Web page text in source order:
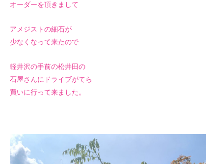
オーダーを頂きまして
アメジストの細石が
少なくなって来たので
軽井沢の手前の松井田の
石屋さんにドライブがてら
買いに行って来ました。